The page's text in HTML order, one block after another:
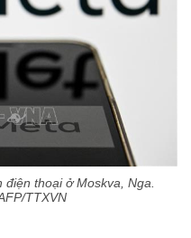
thoại ở Moskva, Nga.
TTXVN